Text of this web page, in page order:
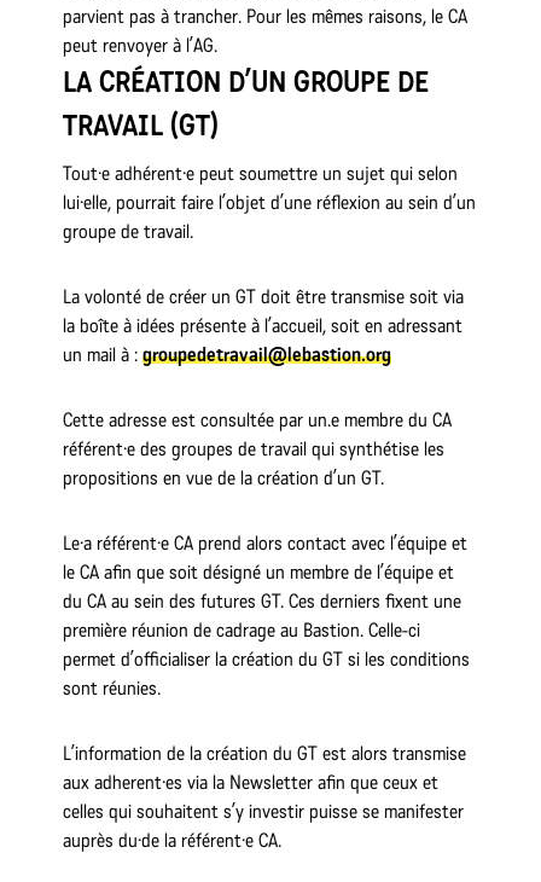
parvient pas à trancher. Pour les mêmes raisons, le CA
peut renvoyer à l’AG.
LA CRÉATION D’UN GROUPE DE
TRAVAIL (GT)
Tout·e adhérent·e peut soumettre un sujet qui selon
lui·elle, pourrait faire l’objet d’une réflexion au sein d’un
groupe de travail.
La volonté de créer un GT doit être transmise soit via
la boîte à idées présente à l’accueil, soit en adressant
un mail à :groupedetravail@lebastion.org
Cette adresse est consultée par un.e membre du CA
référent·e des groupes de travail qui synthétise les
propositions en vue de la création d’un GT.
Le·a référent·e CA prend alors contact avec l’équipe et
le CA afin que soit désigné un membre de l’équipe et
du CA au sein des futures GT. Ces derniers fixent une
première réunion de cadrage au Bastion. Celle-ci
permet d’officialiser la création du GT si les conditions
sont réunies.
L’information de la création du GT est alors transmise
aux adherent·es via la Newsletter afin que ceux et
celles qui souhaitent s’y investir puisse se manifester
auprès du·de la référent·e CA.